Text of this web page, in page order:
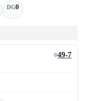
DG0
○49-7